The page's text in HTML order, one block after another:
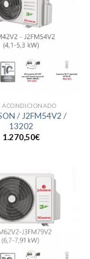
ACONDICIONADO
/ J2FM54V2 /
13202
1.270,50€